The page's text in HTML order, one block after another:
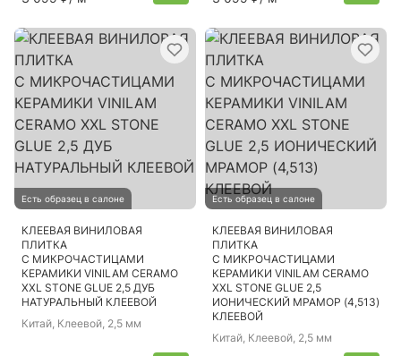
Есть образец в салоне
КЛЕЕВАЯ ВИНИЛОВАЯ
ПЛИТКА
С МИКРОЧАСТИЦАМИ
КЕРАМИКИ VINILAM CERAMO
XXL STONE GLUE 2,5 ДУБ
НАТУРАЛЬНЫЙ КЛЕЕВОЙ
Китай, Клеевой, 2,5 мм
Есть образец в салоне
КЛЕЕВАЯ ВИНИЛОВАЯ
ПЛИТКА
С МИКРОЧАСТИЦАМИ
КЕРАМИКИ VINILAM CERAMO
XXL STONE GLUE 2,5
ИОНИЧЕСКИЙ МРАМОР (4,513)
КЛЕЕВОЙ
Китай, Клеевой, 2,5 мм